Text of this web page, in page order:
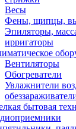
Весы
Фены, щипцы,
Эпиляторы,
ирригаторы
Вентиляторы
Обогреватели
Увлажнители
бытовая